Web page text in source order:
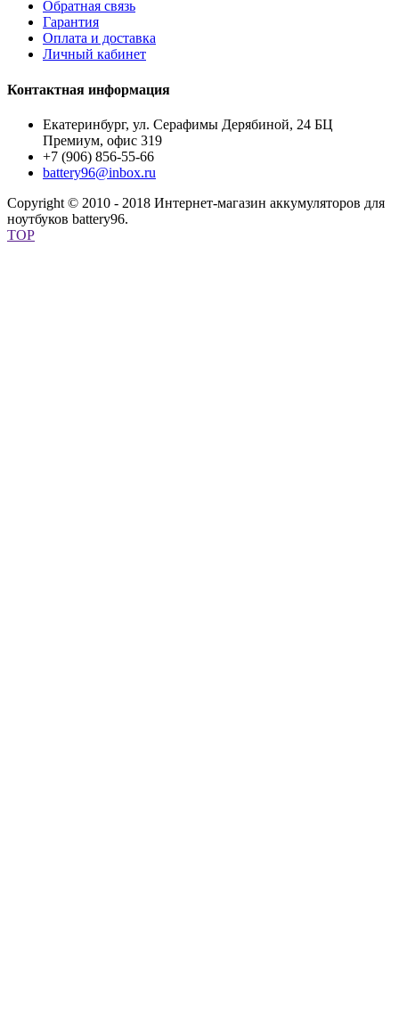
Обратная связь
Гарантия
Оплата и доставка
Личный кабинет
Контактная информация
Екатеринбург, ул. Серафимы Дерябиной, 24 БЦ
Премиум, офис 319
+7 (906) 856-55-66
battery96@inbox.ru
Copyright © 2010 - 2018 Интернет-магазин аккумуляторов для
ноутбуков battery96.
TOP